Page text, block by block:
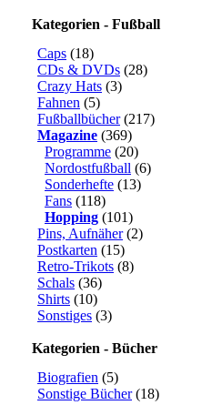
Kategorien - Fußball
Caps (18)
CDs & DVDs (28)
Crazy Hats (3)
Fahnen (5)
Fußballbücher(217)
Magazine (369)
Programme (20)
Nordostfußball (6)
Sonderhefte (13)
Fans (118)
Hopping (101)
Pins, Aufnäher(2)
Postkarten (15)
Retro-Trikots (8)
Schals (36)
Shirts (10)
Sonstiges (3)
Kategorien - Bücher
Biografien (5)
Sonstige Bücher(18)